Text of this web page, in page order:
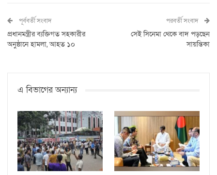
পূর্ববর্তী সংবাদ
প্রধানমন্ত্রীর ব্যক্তিগত সহকারীর
অনুষ্ঠানে হামলা, আহত ১০
পরবর্তী সংবাদ
সেই সিনেমা থেকে বাদ পড়ছেন
সায়ন্তিকা
এ বিভাগের অন্যান্য